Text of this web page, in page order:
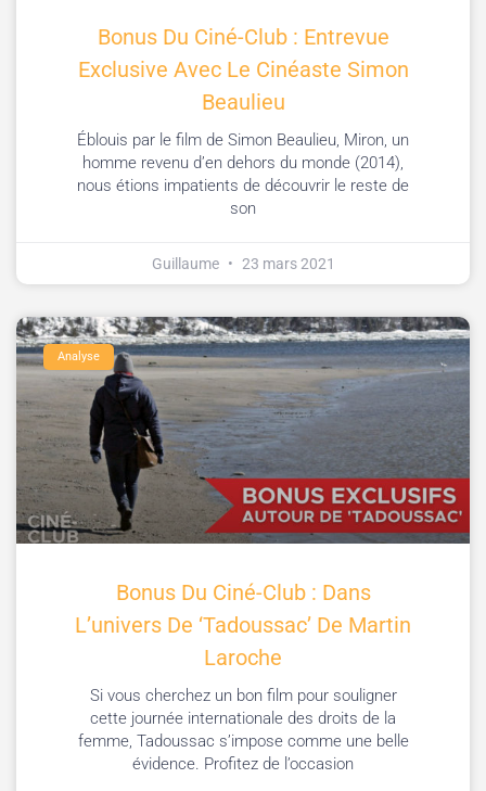
Bonus Du Ciné-Club : Entrevue
Exclusive Avec Le Cinéaste Simon
Beaulieu
Éblouis par le film de Simon Beaulieu, Miron, un
homme revenu d’en dehors du monde (2014),
nous étions impatients de découvrir le reste de
son
Guillaume 23 mars 2021
Analyse
Bonus Du Ciné-Club : Dans
L’univers De ‘Tadoussac’ De Martin
Laroche
Si vous cherchez un bon film pour souligner
cette journée internationale des droits de la
femme, Tadoussac s’impose comme une belle
évidence. Profitez de l’occasion